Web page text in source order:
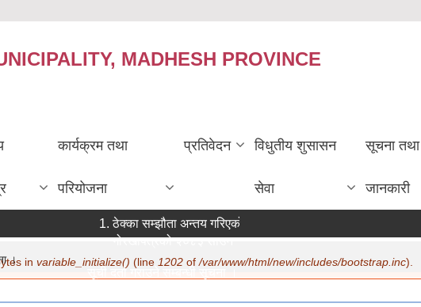
MADHESH PROVINCE
कार्यक्रम तथा
परियोजना
प्रतिवेदन विधुतीय शुसासन
सेवा
सूचना तथा
जानकारी
ठेक्का सम्झौता अन्तय गरिएको सम्बन्धी सूचना ।
गोरखापत्रको २०८३ साउन १२ गते मा सूचना प्रकाशन ।
सूची दर्ता गराउने सम्बन्धी सूचना ।
in variable_initialize() (line 1202 of/var/www/html/new/includes/bootstrap.inc).
।